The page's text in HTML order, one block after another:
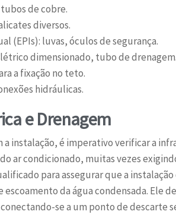
de cobre.
diversos.
(EPIs): luvas, óculos de segurança.
dimensionado, tubo de drenagem.
a fixação no teto.
hidráulicas.
e Drenagem
a instalação, é imperativo verificar a
ar condicionado, muitas vezes
para assegurar que a instalação
da água condensada. Ele
se a um ponto de descarte